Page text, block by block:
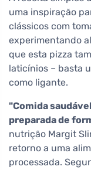
uma inspiração
clássicos com
experimentando
que esta pizza
laticínios – basta
como ligante.
"Comida
preparada de
nutrição Margit
retorno a uma
processada.